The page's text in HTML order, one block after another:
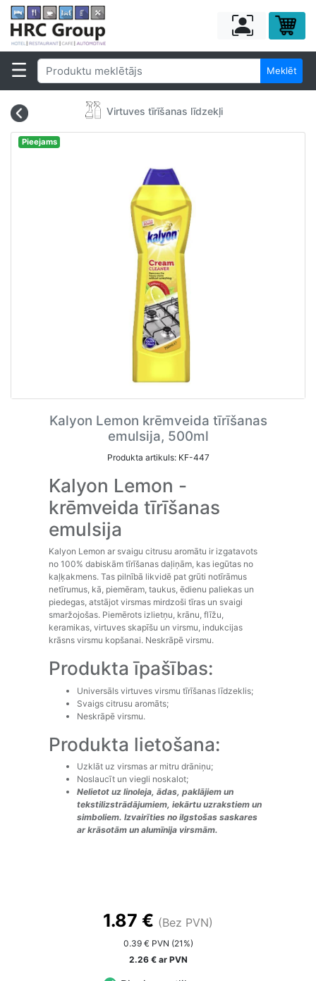
Meklēt
Virtuves tīrīšanas līdzekļi
Pieejams
Kalyon Lemon krēmveida tīrīšanas
emulsija, 500ml
Produkta artikuls: KF-447
Kalyon Lemon -
krēmveida tīrīšanas
emulsija
Kalyon Lemon ar svaigu citrusu aromātu ir izgatavots
no 100% dabiskām tīrīšanas daļiņām, kas iegūtas no
kaļķakmens. Tas pilnībā likvidē pat grūti notīrāmus
netīrumus, kā, piemēram, taukus, ēdienu paliekas un
piedegas, atstājot virsmas mirdzoši tīras un svaigi
smaržojošas. Piemērots izlietņu, krānu, flīžu,
keramikas, virtuves skapīšu un virsmu, indukcijas
krāsns virsmu kopšanai. Neskrāpē virsmu.
Produkta īpašības:
Universāls virtuves virsmu tīrīšanas līdzeklis;
Svaigs citrusu aromāts;
Neskrāpē virsmu.
Produkta lietošana:
Uzklāt uz virsmas ar mitru drāniņu;
Noslaucīt un viegli noskalot;
Nelietot uz linoleja, ādas, paklājiem un
tekstilizstrādājumiem, iekārtu uzrakstiem un
simboliem. Izvairīties no ilgstošas saskares
ar krāsotām un alumīnija virsmām.
1.87 € (Bez PVN)
0.39 € PVN (21%)
2.26 € ar PVN